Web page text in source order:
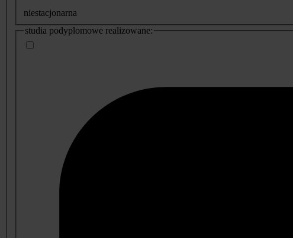
niestacjonarna
studia podyplomowe realizowane: